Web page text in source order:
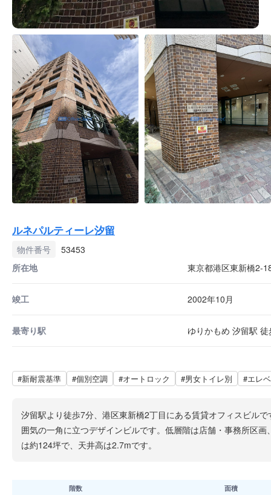
ルネパルティーレ汐留
物件番号
53453
所在地
東京都港区東新橋2-
竣工 2002年10月
最寄り駅 ゆりかもめ 汐留駅
#新耐震基準 #個別空調 #オートロック #男女トイレ別 #エレ
汐留駅より徒歩7分、港区東新橋2丁目にある賃貸オフィスビル
囲気の一角に立つデザインビルです。低層階は店舗・事務所区
は約124坪で、天井高は2.7mです。
階数 面積